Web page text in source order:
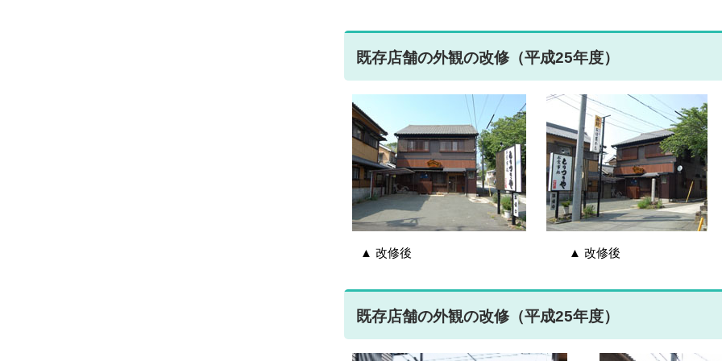
既存店舗の外観の改修（平成25年度）
▲ 改修後 ▲ 改修後 ▲
既存店舗の外観の改修（平成25年度）